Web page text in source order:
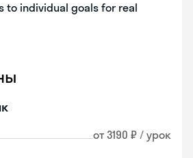
to individual goals for real
от 3190 ₽ / урок